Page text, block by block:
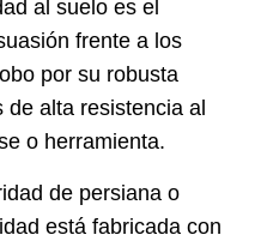
al suelo es el
frente a los
por su robusta
alta resistencia al
o herramienta.
de persiana o
está fabricada con